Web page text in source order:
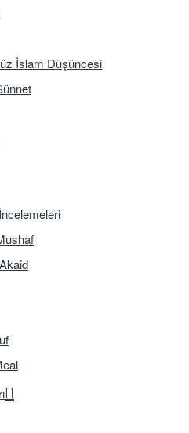
İslam Düşüncesi